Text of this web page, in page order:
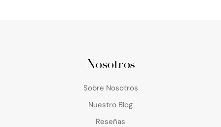
Nosotros
Sobre Nosotros
Nuestro Blog
Reseñas